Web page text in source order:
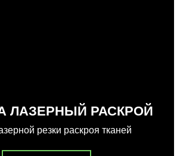
ЛАЗЕРНЫЙ РАСКРОЙ
резки раскроя тканей